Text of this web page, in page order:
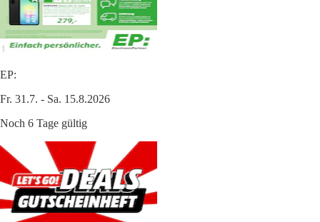
EP:
Fr. 31.7. - Sa. 15.8.2026
Noch 6 Tage gültig